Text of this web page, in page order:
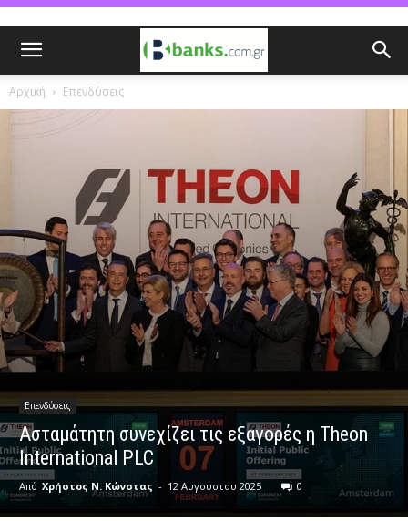
Αρχική Επενδύσεις
Επενδύσεις
Ασταμάτητη συνεχίζει τις εξαγορές η Theon
International PLC
Από Χρήστος Ν. Κώνστας - 12 Αυγούστου 2025 0